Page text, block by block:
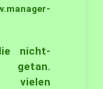
nicht-
getan.
vielen